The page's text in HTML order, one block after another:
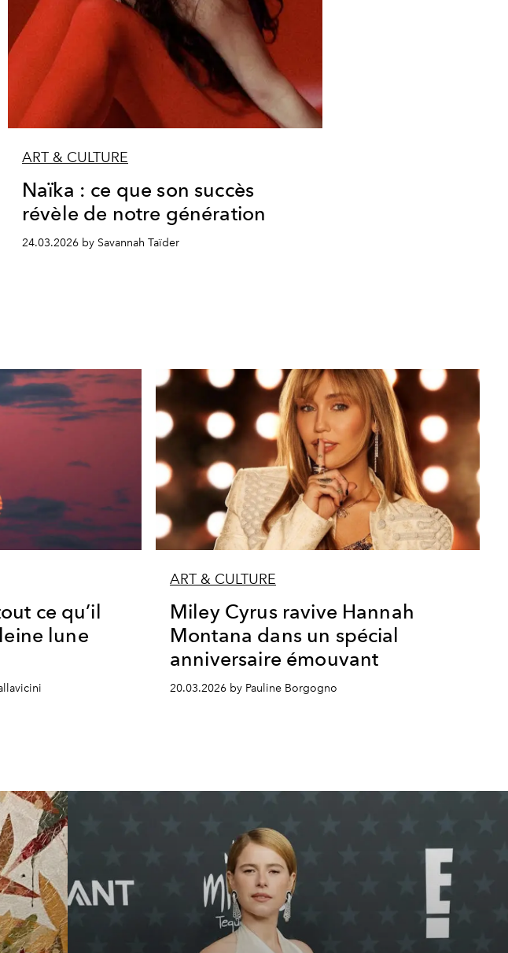
ART & CULTURE
Naïka : ce que son succès
révèle de notre génération
24.03.2026 by Savannah Taïder
ce qu’il
lune
ART & CULTURE
Miley Cyrus ravive Hannah
Montana dans un spécial
anniversaire émouvant
20.03.2026 by Pauline Borgogno